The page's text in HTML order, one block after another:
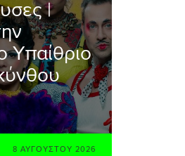
|
Υπαίθριο
8 ΑΥΓΟΎΣΤΟΥ 2026